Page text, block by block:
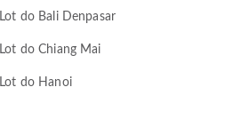
Lot do Bali Denpasar
Lot do Chiang Mai
Lot do Hanoi